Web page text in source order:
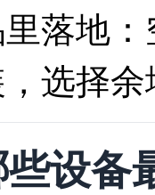
落地
选择
设备